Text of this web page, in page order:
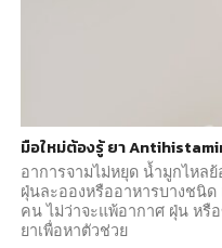
มือใหม่ต้องรู้ ยา
อาการจามไม่หยุด น้ำมูกไหล
ฝุ่นละอองหรืออาหารบางชนิ
คน ไม่ว่าจะแพ้อากาศ ฝุ่น หรื
ยาเพื่อหาตัวช่วย